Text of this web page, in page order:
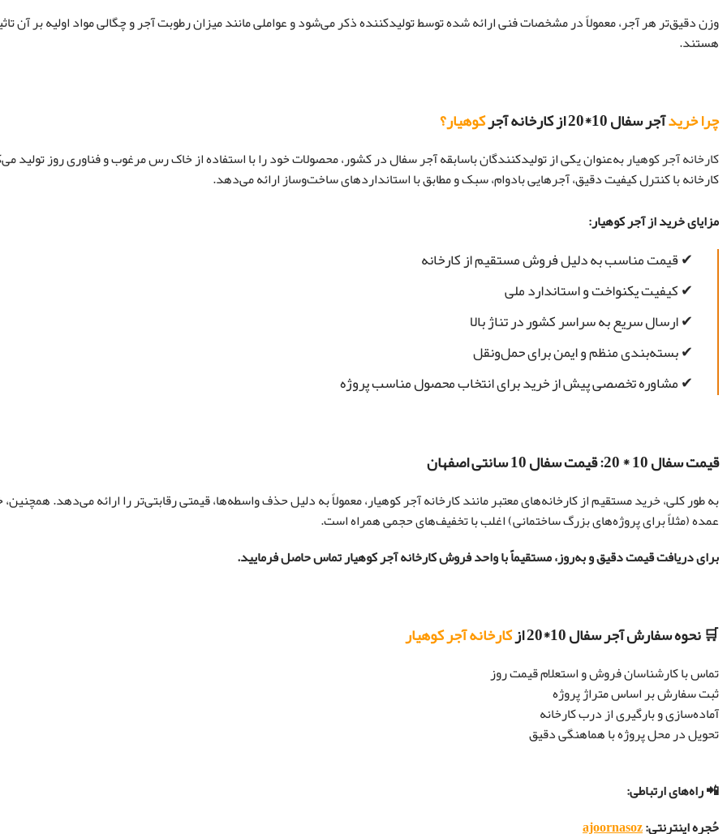
وزن دقیق‌تر هر آجر، معمولاً در مشخصات فنی ارائه شده توسط تولیدکننده ذکر می‌شود و عواملی مانند میزان رطوبت آجر و چگالی مواد اولیه بر آن
هستند.
چرا خریدآجر سفال 10*20 از کارخانه آجر کوهیار؟
کارخانه آجر کوهیاربه‌عنوان یکی از تولیدکنندگان باسابقه آجر سفال در کشور، محصولات خود را با استفاده از خاک رس مرغوب و فناوری روز تولید
کارخانه با کنترل کیفیت دقیق، آجرهایی بادوام، سبک و مطابق با استانداردهای ساخت‌وساز ارائه می‌دهد.
مزایای خرید از آجر کوهیار:
✔ قیمت مناسب به دلیل فروش مستقیم از کارخانه
✔ کیفیت یکنواخت و استاندارد ملی
✔ ارسال سریع به سراسر کشور در تناژ بالا
✔ بسته‌بندی منظم و ایمن برای حمل‌ونقل
✔ مشاوره تخصصی پیش از خرید برای انتخاب محصول مناسب پروژه
قیمت سفال 10 * 20: قیمت سفال 10 سانتی اصفهان
به طور کلی، خرید مستقیم از کارخانه‌های معتبر مانند کارخانه آجر کوهیار، معمولاً به دلیل حذف واسطه‌ها، قیمتی رقابتی‌تر را ارائه می‌دهد.
عمده (مثلاً برای پروژه‌های بزرگ ساختمانی) اغلب با تخفیف‌های حجمی همراه است.
برای دریافت قیمت دقیق و به‌روز، مستقیماً با واحد فروش کارخانه آجر کوهیار تماس حاصل فرمایید.
🛒 نحوه سفارش آجر سفال 10*20 از کارخانه آجر کوهیار
تماس با کارشناسان فروش و استعلام قیمت روز
ثبت سفارش بر اساس متراژ پروژه
آماده‌سازی و بارگیری از درب کارخانه
تحویل در محل پروژه با هماهنگی دقیق
📲 راه‌های ارتباطی:
حُجره اینترنتی:ajoornasoz